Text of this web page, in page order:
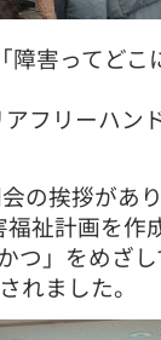
害ってど
フリーハン
の挨拶があり
祉計画を
」をめざ
れました。